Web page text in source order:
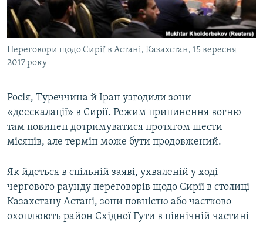
ВІДЕОУРОКИ «ELIFBE»
СВІДЧЕННЯ ОКУПАЦІЇ
УКРАЇНСЬКА ПРОБЛЕМА КРИМУ
Русский
Qırımtatar
Усі сайти RFE/RL
Переговори щодо Сирії в Астані, Казахстан, 15 вересня
2017 року
Росія, Туреччина й Іран узгодили зони
«деескалації» в Сирії. Режим припинення вогню
там повинен дотримуватися протягом шести
місяців, але термін може бути продовжений.
Як йдеться в спільній заяві, ухваленій у ході
чергового раунду переговорів щодо Сирії в столиці
Казахстану Астані, зони повністю або частково
охоплюють район Східної Гути в північній частині